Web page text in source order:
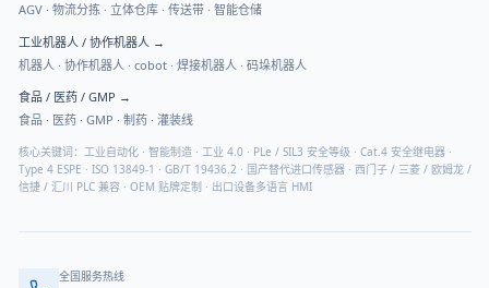
AGV · 物流分拣 · 立体仓库 · 传送带 · 智能仓储
工业机器人 / 协作机器人 →
机器人 · 协作机器人 · cobot · 焊接机器人 · 码垛机器人
食品 / 医药 / GMP →
食品 · 医药 · GMP · 制药 · 灌装线
核心关键词：工业自动化 · 智能制造 · 工业 4.0 · PLe / SIL3 安全等级 · Cat.4 安全继电器 ·
Type 4 ESPE · ISO 13849-1 · GB/T 19436.2 · 国产替代进口传感器 · 西门子 / 三菱 / 欧姆龙 /
信捷 / 汇川 PLC 兼容 · OEM 贴牌定制 · 出口设备多语言 HMI
全国服务热线